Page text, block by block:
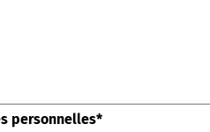
personnelles*